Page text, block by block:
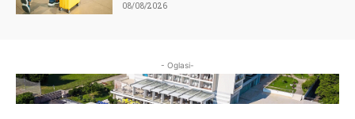
08/08/2026
- Oglasi-